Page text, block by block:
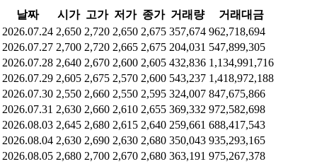
날짜 시가 고가 저가 종가 거래량
거래대금
2026.07.24 2,650 2,720 2,650 2,675 357,674 962,718,694
2026.07.27 2,700 2,720 2,665 2,675 204,031 547,899,305
2026.07.28 2,640 2,670 2,600 2,605 432,836 1,134,991,716
2026.07.29 2,605 2,675 2,570 2,600 543,237 1,418,972,188
2026.07.30 2,550 2,660 2,550 2,595 324,007 847,675,866
2026.07.31 2,630 2,660 2,610 2,655 369,332 972,582,698
2026.08.03 2,645 2,680 2,615 2,640 259,661 688,417,543
2026.08.04 2,630 2,690 2,630 2,680 350,043 935,293,165
2026.08.05 2,680 2,700 2,670 2,680 363,191 975,267,378